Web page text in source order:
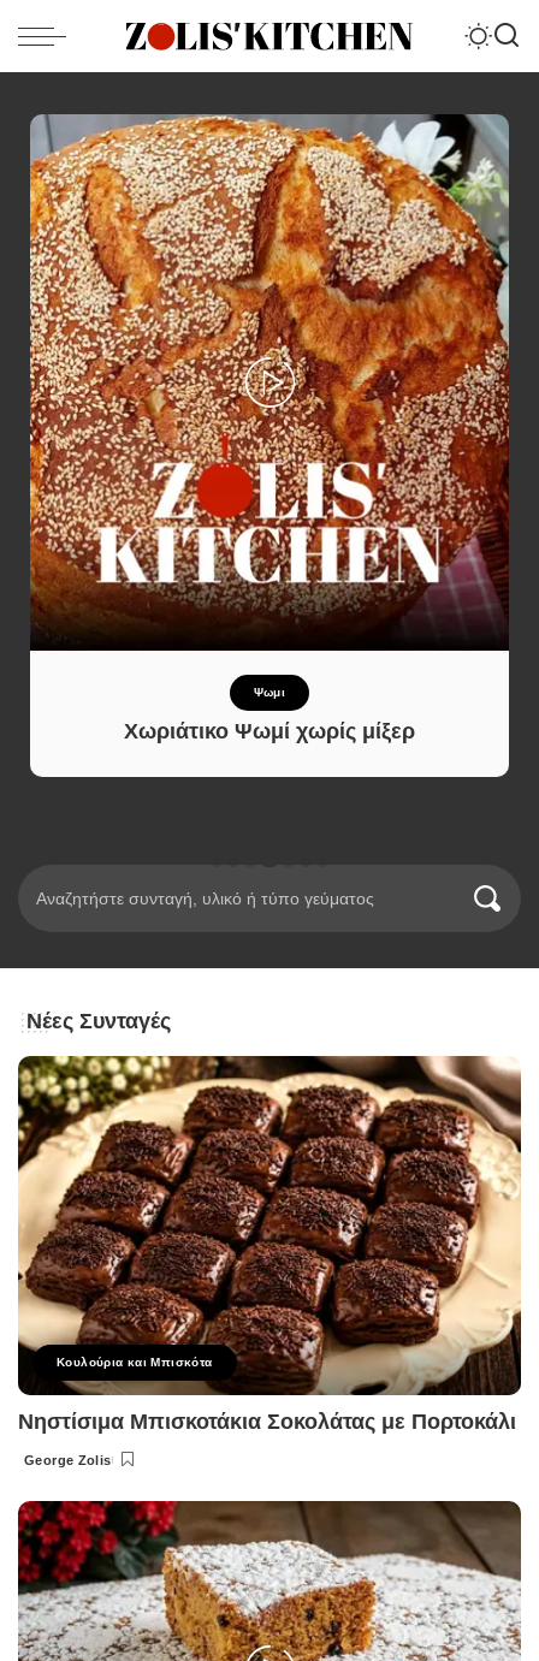
Γλυκό και Επιδόρπιο
Νηστίσιμο Κέικ Μήλου με Κανέλα &
Σοκολάτα – Αφράτο και Πανεύκολο
Νέες Συνταγές
Κουλούρια και Μπισκότα
Νηστίσιμα Μπισκοτάκια Σοκολάτας με Πορτοκάλι
Posted
George Zolis